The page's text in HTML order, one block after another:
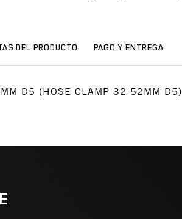
DEL PRODUCTO PAGO Y ENTREGA
D5 (HOSE CLAMP 32-52MM D5)